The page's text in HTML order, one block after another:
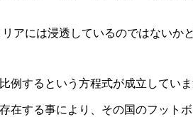
には浸透しているのではないか
するという方程式が成立していま
する事により、その国のフットボ